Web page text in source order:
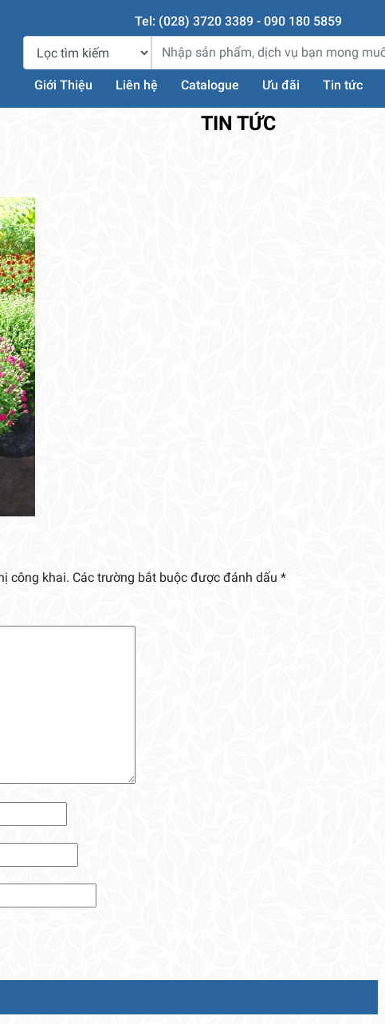
Tel: (028) 3720 3389 - 090 180 5859
Giới Thiệu Liên hệ Catalogue Ưu đãi Tin tức
TIN TỨC
công khai. Các trường bắt buộc được đánh dấu *